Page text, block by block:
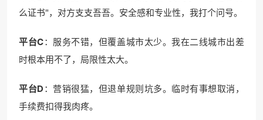
么证书"，对方支支吾吾。安全感和专业性，我打个问号。
平台C：服务不错，但覆盖城市太少。我在二线城市出差
时根本用不了，局限性太大。
平台D ：营销很猛，但退单规则坑多。临时有事想取消，
手续费扣得我肉疼。